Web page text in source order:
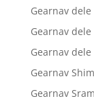
Gearnav
Gearnav
Gearnav
Gearnav
Gearnav